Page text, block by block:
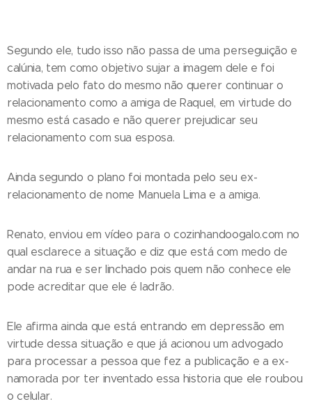
Segundo ele, tudo isso não passa de uma perseguição e
calúnia, tem como objetivo sujar a imagem dele e foi
motivada pelo fato do mesmo não querer continuar o
relacionamento como a amiga de Raquel, em virtude do
mesmo está casado e não querer prejudicar seu
relacionamento com sua esposa.
Ainda segundo o plano foi montada pelo seu ex-
relacionamento de nome Manuela Lima e a amiga.
Renato, enviou em vídeo para o cozinhandoogalo.com no
qual esclarece a situação e diz que está com medo de
andar na rua e ser linchado pois quem não conhece ele
pode acreditar que ele é ladrão.
Ele afirma ainda que está entrando em depressão em
virtude dessa situação e que já acionou um advogado
para processar a pessoa que fez a publicação e a ex-
namorada por ter inventado essa historia que ele roubou
o celular.